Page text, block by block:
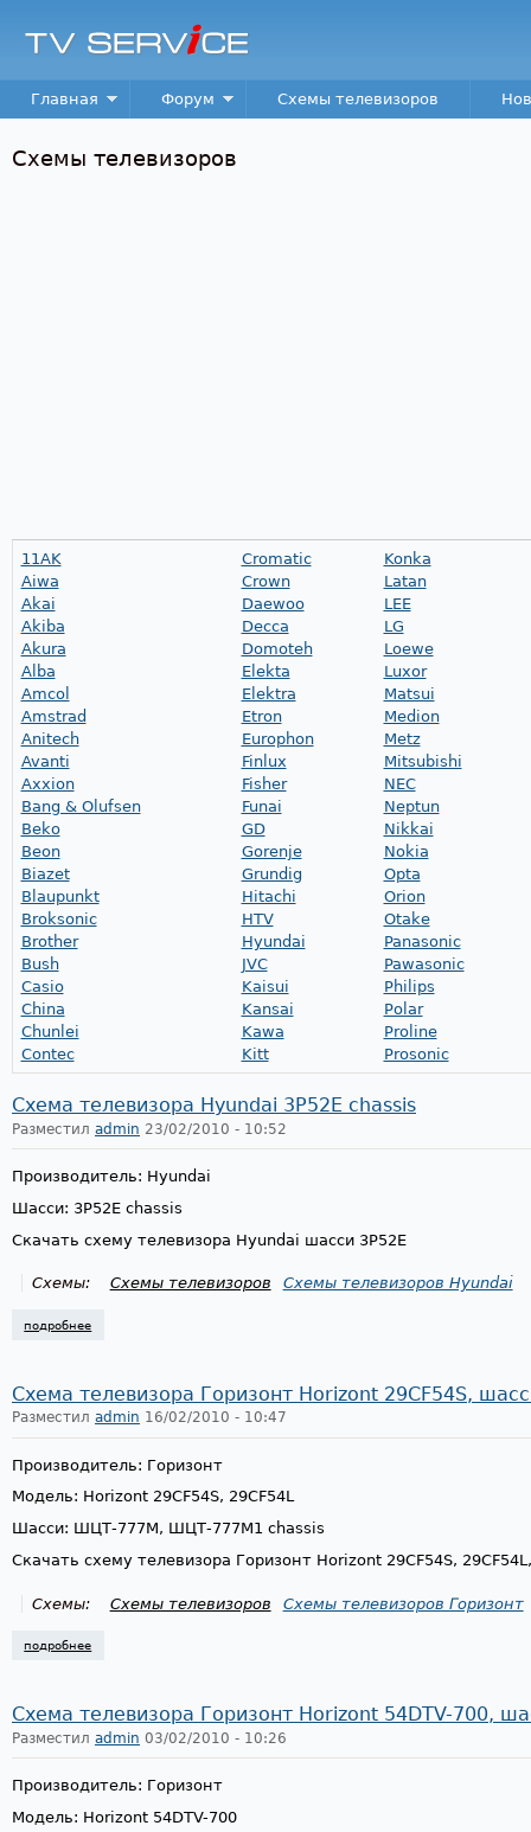
TV
Service
Main menu
Главная Форум Схемы телевизоров
Схемы телевизоров
11AK
Aiwa
Akai
Akiba
Akura
Alba
Amcol
Amstrad
Anitech
Avanti
Axxion
Bang & Olufsen
Beko
Beon
Biazet
Blaupunkt
Broksonic
Brother
Bush
Casio
China
Chunlei
Contec
Cromatic
Crown
Daewoo
Decca
Domoteh
Elekta
Elektra
Etron
Europhon
Finlux
Fisher
Funai
GD
Gorenje
Grundig
Hitachi
HTV
Hyundai
JVC
Kaisui
Kansai
Kawa
Kitt
Konka
Latan
LEE
LG
Loewe
Luxor
Matsui
Medion
Metz
Mitsubishi
NEC
Neptun
Nikkai
Nokia
Opta
Orion
Otake
Panasonic
Pawasonic
Philips
Polar
Proline
Prosonic
Схема телевизора Hyundai 3P52E chassis
Разместил admin 23/02/2010 - 10:52
Производитель: Hyundai
Шасси: 3P52E chassis
Скачать схему телевизора Hyundai шасси 3P52E
Схемы: Схемы телевизоров Схемы телевизоров Hyundai
подробнее
Схема телевизора Горизонт Horizont 29CF54S,
Разместил admin 16/02/2010 - 10:47
Производитель: Горизонт
Модель: Horizont 29CF54S, 29CF54L
Шасси: ШЦТ-777М, ШЦТ-777М1 chassis
Скачать схему телевизора Горизонт Horizont 29CF54S,
Схемы: Схемы телевизоров Схемы телевизоров Горизонт
подробнее
Схема телевизора Горизонт Horizont 54DTV-700,
Разместил admin 03/02/2010 - 10:26
Производитель: Горизонт
Модель: Horizont 54DTV-700